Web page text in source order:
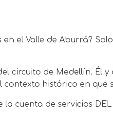
el Valle de Aburrá?
circuito de Medellín. Él y
histórico en que
cuenta de servicios DEL